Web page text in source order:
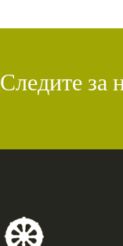
Следите за